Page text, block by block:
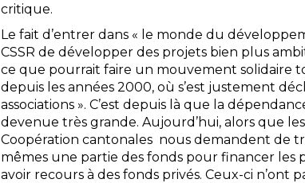
critique.
Le fait d’entrer dans « le monde du
CSSR de développer des projets bien plus
ce que pourrait faire un mouvement solidaire
depuis les années 2000, où s’est justement
associations ». C’est depuis là que la
devenue très grande. Aujourd’hui, alors que
Coopération cantonales nous demandent de
mêmes une partie des fonds pour financer les
avoir recours à des fonds privés. Ceux-ci n’ont